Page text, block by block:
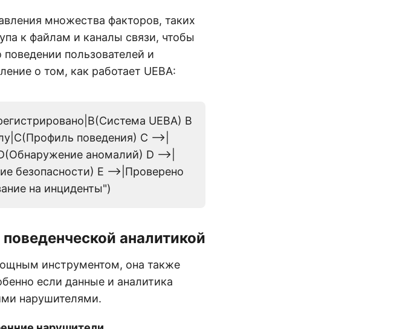
множества факторов, таких
к файлам и каналы связи, чтобы
пользователей и
о том, как работает UEBA:
UEBA) B
поведения) C -->|
аномалий) D -->|
безопасности) E -->|Проверено
на инциденты")
аналитикой
инструментом, она также
если данные и аналитика
нарушителями.